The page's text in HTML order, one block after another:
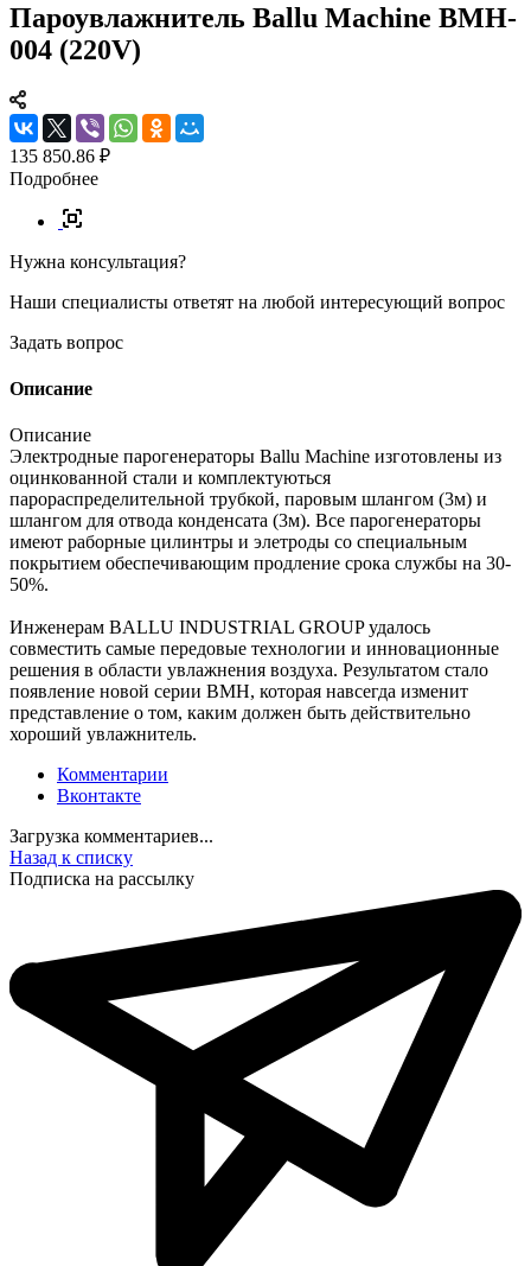
Пароувлажнитель Ballu Machine BMH-
004 (220V)
135 850.86 ₽
Подробнее
Нужна консультация?
Наши специалисты ответят на любой интересующий вопрос
Задать вопрос
Описание
Описание
Электродные парогенераторы Ballu Machine изготовлены из
оцинкованной стали и комплектуються
парораспределительной трубкой, паровым шлангом (3м) и
шлангом для отвода конденсата (3м). Все парогенераторы
имеют раборные цилинтры и элетроды со специальным
покрытием обеспечивающим продление срока службы на 30-
50%.
Инженерам BALLU INDUSTRIAL GROUP удалось
совместить самые передовые технологии и инновационные
решения в области увлажнения воздуха. Результатом стало
появление новой серии BMH, которая навсегда изменит
представление о том, каким должен быть действительно
хороший увлажнитель.
Комментарии
Вконтакте
Загрузка комментариев...
Назад к списку
Подписка на рассылку